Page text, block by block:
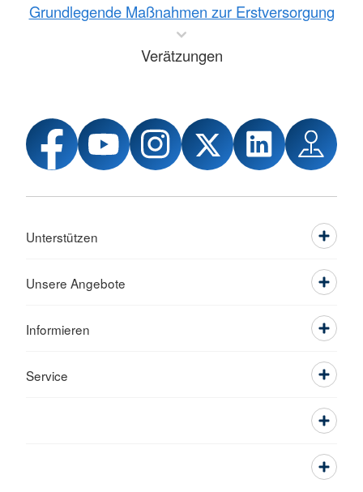
Grundlegende Maßnahmen zur Erstversorgung
Verätzungen
Unterstützen
Unsere Angebote
Informieren
Service